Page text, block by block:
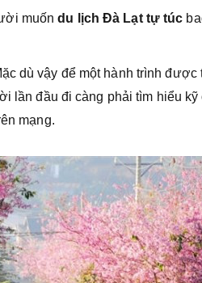
muốndu lịch Đà Lạt tự túc
dù vậy để một hành trình được
lần đầu đi càng phải tìm hiểu
mạng.